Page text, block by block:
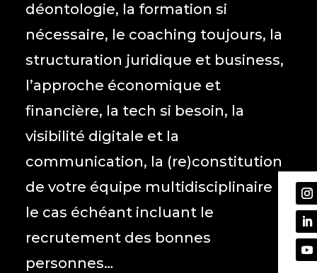
déontologie, la formation si
nécessaire, le coaching toujours, la
structuration juridique et business,
l’approche économique et
financière, la tech si besoin, la
visibilité digitale et la
communication, la (re)constitution
de votre équipe multidisciplinaire
le cas échéant incluant le
recrutement des bonnes
personnes…